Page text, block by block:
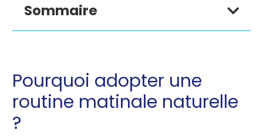
Sommaire
Pourquoi adopter une
routine matinale naturelle
?